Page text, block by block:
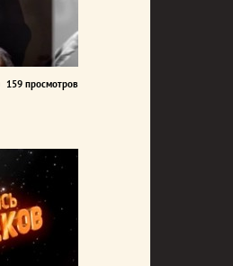
159 просмотров